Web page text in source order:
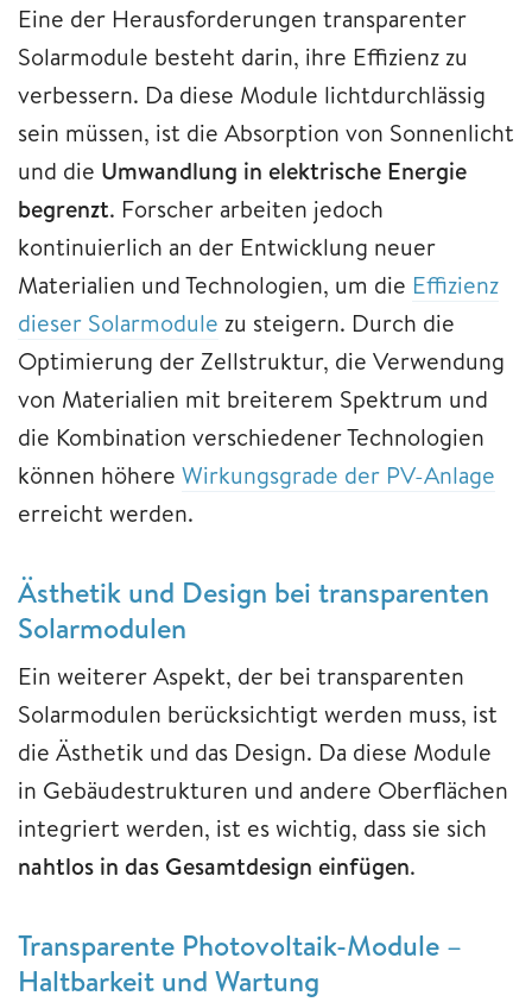
Eine der Herausforderungen transparenter
Solarmodule besteht darin, ihre Effizienz zu
verbessern. Da diese Module lichtdurchlässig
sein müssen, ist die Absorption von Sonnenlicht
und die Umwandlung in elektrische Energie
begrenzt. Forscher arbeiten jedoch
kontinuierlich an der Entwicklung neuer
Materialien und Technologien, um die Effizienz
dieser Solarmodule zu steigern. Durch die
Optimierung der Zellstruktur, die Verwendung
von Materialien mit breiterem Spektrum und
die Kombination verschiedener Technologien
können höhere Wirkungsgrade der PV-Anlage
erreicht werden.
Ästhetik und Design bei transparenten
Solarmodulen
Ein weiterer Aspekt, der bei transparenten
Solarmodulen berücksichtigt werden muss, ist
die Ästhetik und das Design. Da diese Module
in Gebäudestrukturen und andere Oberflächen
integriert werden, ist es wichtig, dass sie sich
nahtlos in das Gesamtdesign einfügen.
Transparente Photovoltaik-Module –
Haltbarkeit und Wartung